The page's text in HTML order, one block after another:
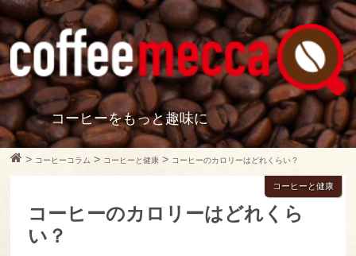
コーヒーをもっと趣味に
> コーヒーコラム > コーヒーと健康 > コーヒーのカロリーはどれくらい？
コーヒーのカロリーはどれくら
い？
コーヒーと健康